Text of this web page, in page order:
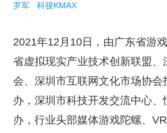
罗军 科骏KMAX
2021年12月10日，由广东省游
省虚拟现实产业技术创新联盟、
会、深圳市互联网文化市场协会
办，深圳市科技开发交流中心、
办，行业头部媒体游戏陀螺、